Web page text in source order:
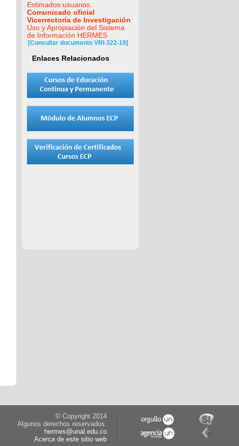
Estimados usuarios.
Comunicado oficial
Vicerrectoría de Investigación
Uso y Apropiación del Sistema
de Información HERMES
[Consultar documento VRI-322-19]
Enlaces Relacionados
© Copyright 2014
Algunos derechos reservados.
hermes@unal.edu.co
Acerca de este sitio web